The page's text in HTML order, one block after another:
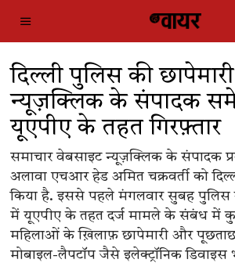
दिल्ली पुलिस की
न्यूज़क्लिक के संपादक
यूएपीए के तहत गिरफ़्तार
समाचार वेबसाइट न्यूज़क्लिक के संपादक
अलावा एचआर हेड अमित चक्रवर्ती को
किया है. इससे पहले मंगलवार सुबह पुलिस
में यूएपीए के तहत दर्ज मामले के संबंध में
महिलाओं के ख़िलाफ़ छापेमारी और
मोबाइल-लैपटॉप जैसे इलेक्ट्रॉनिक